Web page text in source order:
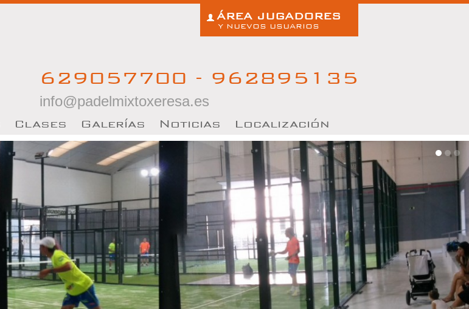
Clases Galerías Noticias Localización
ÁREA JUGADORES
Y NUEVOS USUARIOS
629057700 - 962895135
info@padelmixtoxeresa.es